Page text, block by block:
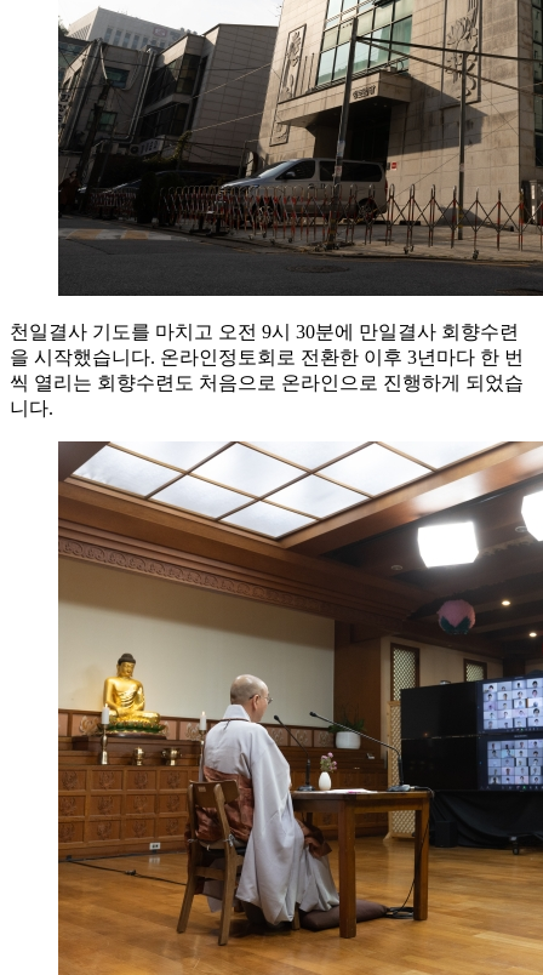
천일결사 기도를 마치고 오전 9시 30분에 만일결사 회향수련
을 시작했습니다. 온라인정토회로 전환한 이후 3년마다 한 번
씩 열리는 회향수련도 처음으로 온라인으로 진행하게 되었습
니다.